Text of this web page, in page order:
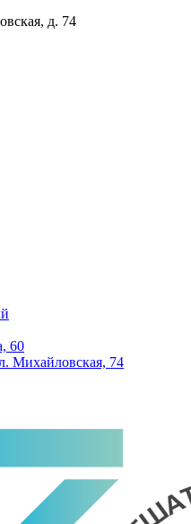
д. 74
60
Михайловская, 74